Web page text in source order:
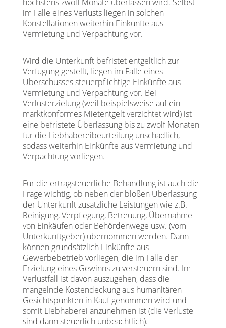
im Falle eines Verlusts liegen in solchen
Konstellationen weiterhin Einkünfte aus
Vermietung und Verpachtung vor.
Wird die Unterkunft befristet entgeltlich zur
Verfügung gestellt, liegen im Falle eines
Überschusses steuerpflichtige Einkünfte aus
Vermietung und Verpachtung vor. Bei
Verlusterzielung (weil beispielsweise auf ein
marktkonformes Mietentgelt verzichtet wird) ist
eine befristete Überlassung bis zu zwölf Monaten
für die Liebhabereibeurteilung unschädlich,
sodass weiterhin Einkünfte aus Vermietung und
Verpachtung vorliegen.
Für die ertragsteuerliche Behandlung ist auch die
Frage wichtig, ob neben der bloßen Überlassung
der Unterkunft zusätzliche Leistungen wie z.B.
Reinigung, Verpflegung, Betreuung, Übernahme
von Einkäufen oder Behördenwege usw. (vom
Unterkunftgeber) übernommen werden. Dann
können grundsätzlich Einkünfte aus
Gewerbebetrieb vorliegen, die im Falle der
Erzielung eines Gewinns zu versteuern sind. Im
Verlustfall ist davon auszugehen, dass die
mangelnde Kostendeckung aus humanitären
Gesichtspunkten in Kauf genommen wird und
somit Liebhaberei anzunehmen ist (die Verluste
sind dann steuerlich unbeachtlich).